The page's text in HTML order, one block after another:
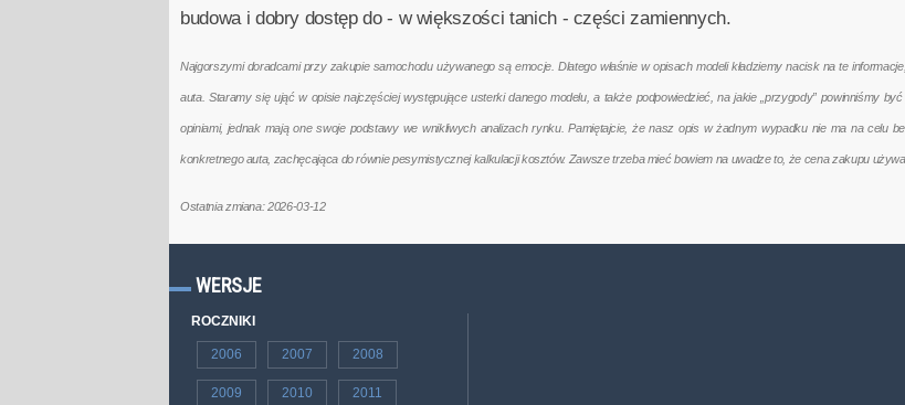
budowa i dobry dostęp do - w większości tanich - części zamiennych.
Najgorszymi doradcami przy zakupie samochodu używanego są emocje. Dlatego właśnie w opisach modeli kładziemy nacisk na te
auta. Staramy się ująć w opisie najczęściej występujące usterki danego modelu, a także podpowiedzieć, na jakie „przygody” powinniśmy
opiniami, jednak mają one swoje podstawy we wnikliwych analizach rynku. Pamiętajcie, że nasz opis w żadnym wypadku nie ma na celu
konkretnego auta, zachęcająca do równie pesymistycznej kalkulacji kosztów. Zawsze trzeba mieć bowiem na uwadze to, że cena zakupu
Ostatnia zmiana: 2026-03-12
WERSJE
ROCZNIKI
2006 2007 2008
2009 2010 2011